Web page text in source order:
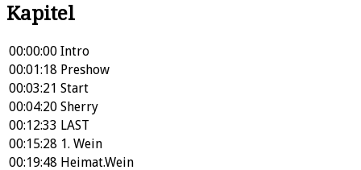
Kapitel
00:00:00 Intro
00:01:18 Preshow
00:03:21 Start
00:04:20 Sherry
00:12:33 LAST
00:15:28 1. Wein
00:19:48 Heimat.Wein